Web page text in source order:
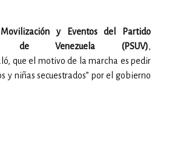
y Eventos del Partido
de Venezuela (PSUV),
que el motivo de la marcha es pedir
y niñas secuestrados” por el gobierno